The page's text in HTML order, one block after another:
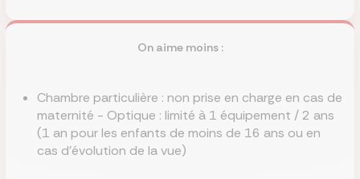
On aime moins :
Chambre particulière : non prise en charge en cas de
maternité - Optique : limité à 1 équipement / 2 ans
(1 an pour les enfants de moins de 16 ans ou en
cas d’évolution de la vue)